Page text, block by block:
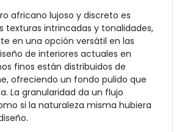
africano lujoso y discreto es
texturas intrincadas y tonalidades,
en una opción versátil en las
de interiores actuales en
finos están distribuidos de
ofreciendo un fondo pulido que
La granularidad da un flujo
si la naturaleza misma hubiera